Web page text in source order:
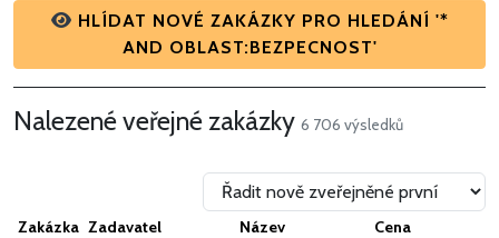
HLÍDAT NOVÉ ZAKÁZKY PRO HLEDÁNÍ '*
AND OBLAST:BEZPECNOST'
Nalezené veřejné zakázky 6 706 výsledků
Zakázka Zadavatel Název
Cena